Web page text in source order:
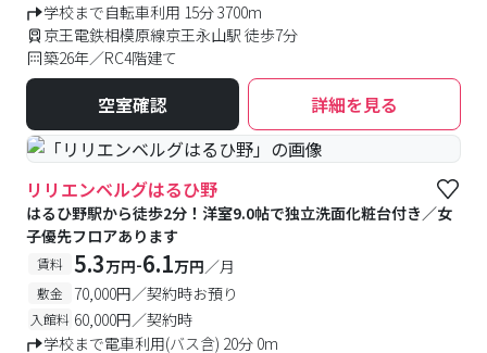
学校まで自転車利用 15分 3700m
京王電鉄相模原線京王永山駅 徒歩7分
築26年／RC4階建て
空室確認 詳細を見る
リリエンベルグはるひ野
はるひ野駅から徒歩2分！洋室9.0帖で独立洗面化粧台付き／女
子優先フロアあります
賃料 5.3万円-6.1万円／月
敷金 70,000円／契約時お預り
入館料 60,000円／契約時
学校まで電車利用(バス含) 20分 0m